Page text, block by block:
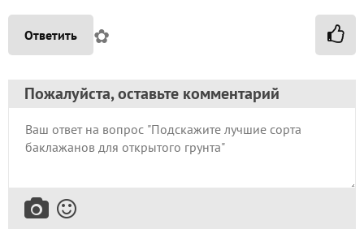
Ответить ✿
Пожалуйста, оставьте комментарий